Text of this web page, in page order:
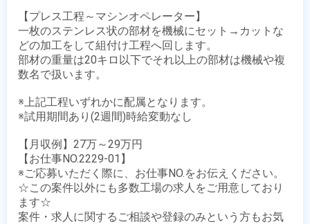
【プレス工程～マシンオペレーター】
一枚のステンレス状の部材を機械にセット→カットな
どの加工をして組付け工程へ回します。
部材の重量は20キロ以下でそれ以上の部材は機械や複
数名で扱います。
※上記工程いずれかに配属となります。
※試用期間あり(2週間)時給変動なし
【月収例】27万～29万円
【お仕事NO.2229-01】
※ご応募いただく際に、お仕事NO.をお伝えください。
☆この案件以外にも多数工場の求人をご用意しており
ます☆
案件・求人に関するご相談や登録のみという方もお気